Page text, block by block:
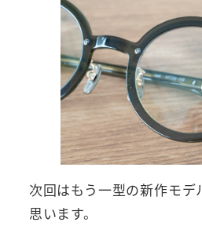
次回はもう一型の新作モデ
思います。